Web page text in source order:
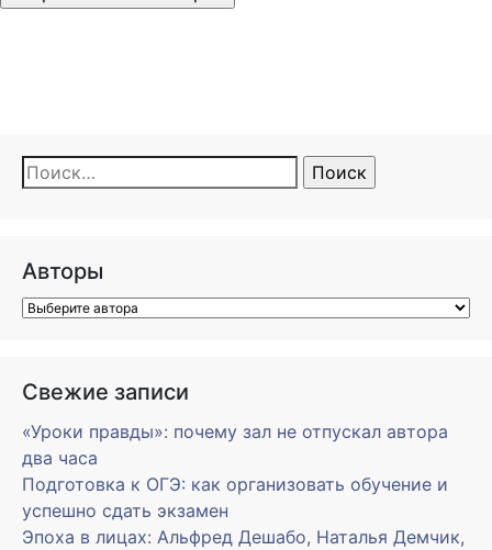
Найти:
Авторы
Свежие записи
«Уроки правды»: почему зал не отпускал автора
два часа
Подготовка к ОГЭ: как организовать обучение и
успешно сдать экзамен
Эпоха в лицах: Альфред Дешабо, Наталья Демчик,